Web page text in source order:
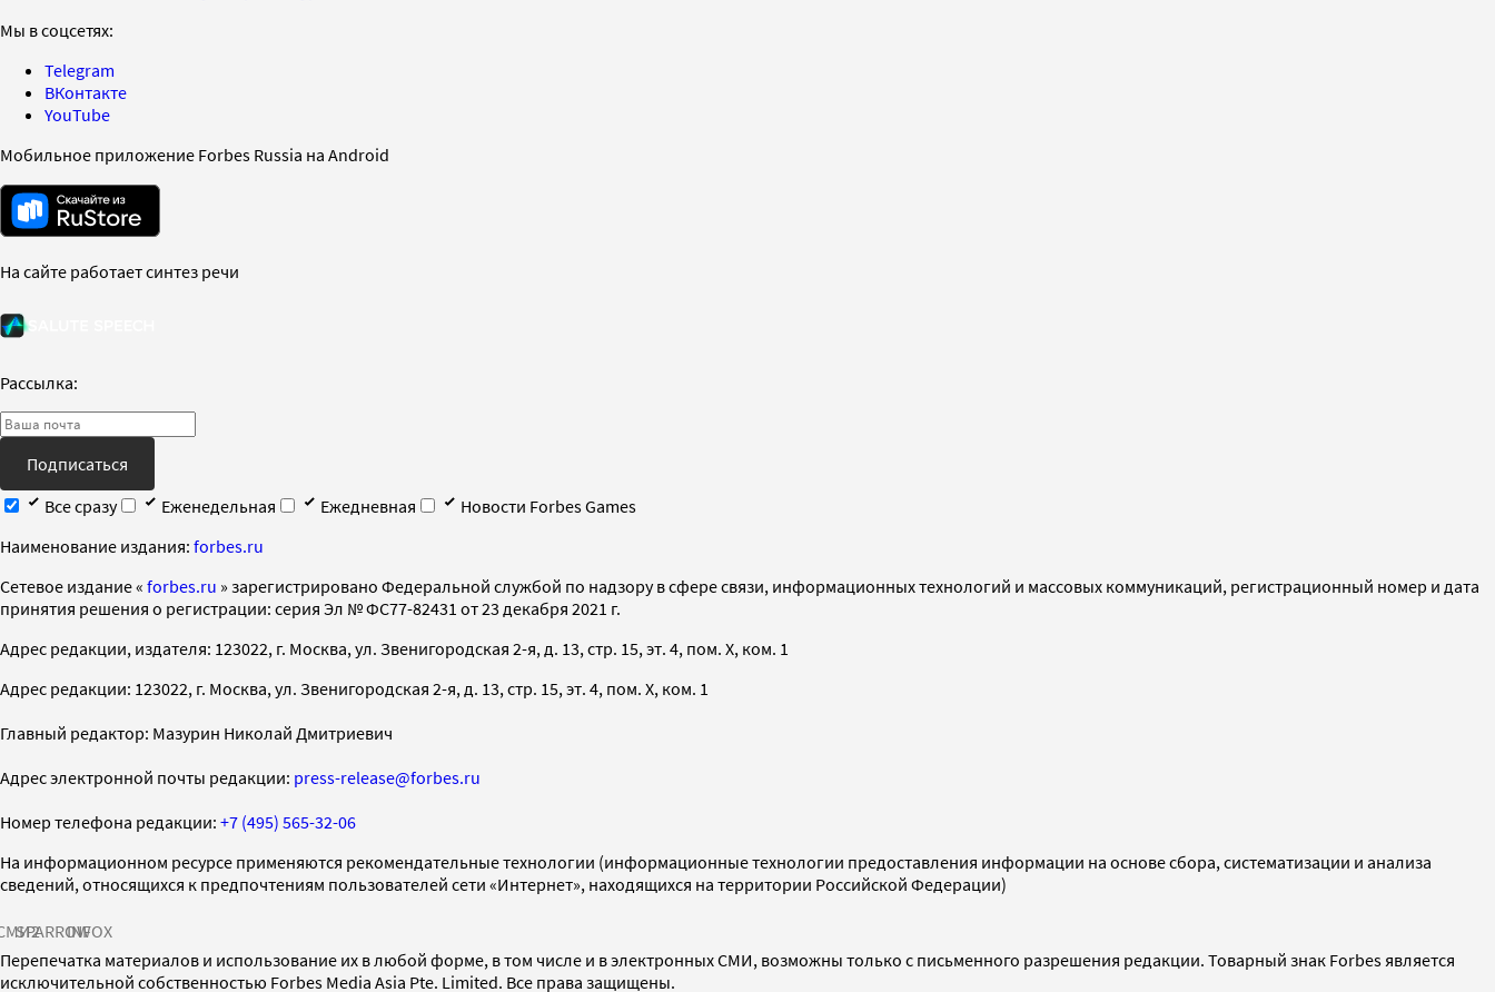
Мы в соцсетях:
Telegram
ВКонтакте
YouTube
Мобильное приложение Forbes Russia на Android
На сайте работает синтез речи
Рассылка:
Подписаться
Все сразу
Еженедельная Ежедневная
Новости Forbes Games
Наименование издания: forbes.ru
Cетевое издание « forbes.ru » зарегистрировано Федеральной службой по надзору в сфере связи, информационных технологий и массовых коммуникаций, регистрационный номер и дата
принятия решения о регистрации: серия Эл № ФС77-82431 от 23 декабря 2021 г.
Адрес редакции, издателя: 123022, г. Москва, ул. Звенигородская 2-я, д. 13, стр. 15, эт. 4, пом. X, ком. 1
Адрес редакции: 123022, г. Москва, ул. Звенигородская 2-я, д. 13, стр. 15, эт. 4, пом. X, ком. 1
Главный редактор: Мазурин Николай Дмитриевич
Адрес электронной почты редакции: press-release@forbes.ru
Номер телефона редакции: +7 (495) 565-32-06
На информационном ресурсе применяются рекомендательные технологии (информационные технологии предоставления информации на основе сбора, систематизации и анализа
сведений, относящихся к предпочтениям пользователей сети «Интернет», находящихся на территории Российской Федерации)
SPARROWINFOX
Перепечатка материалов и использование их в любой форме, в том числе и в электронных СМИ, возможны только с письменного разрешения редакции. Товарный знак Forbes является
исключительной собственностью Forbes Media Asia Pte. Limited. Все права защищены.